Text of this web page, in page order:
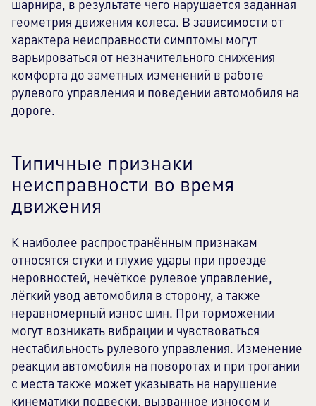
шарнира, в результате чего нарушается заданная
геометрия движения колеса. В зависимости от
характера неисправности симптомы могут
варьироваться от незначительного снижения
комфорта до заметных изменений в работе
рулевого управления и поведении автомобиля на
дороге.
Типичные признаки
неисправности во время
движения
К наиболее распространённым признакам
относятся стуки и глухие удары при проезде
неровностей, нечёткое рулевое управление,
лёгкий увод автомобиля в сторону, а также
неравномерный износ шин. При торможении
могут возникать вибрации и чувствоваться
нестабильность рулевого управления. Изменение
реакции автомобиля на поворотах и при трогании
с места также может указывать на нарушение
кинематики подвески, вызванное износом и